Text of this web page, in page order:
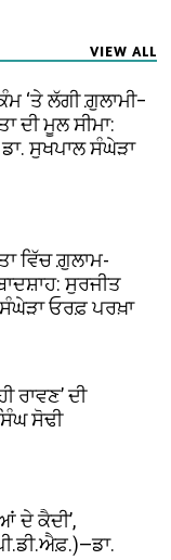
VIEW ALL
‘ਤੇ ਲੱਗੀ ਗ਼ੁਲਾਮੀ–
ਦੀ ਮੂਲ ਸੀਮਾ:
ਸੁਖਪਾਲ ਸੰਘੇੜਾ
ਵਿੱਚ ਗ਼ੁਲਾਮ-
ਸੁਰਜੀਤ
ਓਰਫ਼ ਪਰਖ਼ਾ
ਰਾਵਣ’ ਦੀ
ਸੋਢੀ
ਦੇ ਕੈਦੀ’,